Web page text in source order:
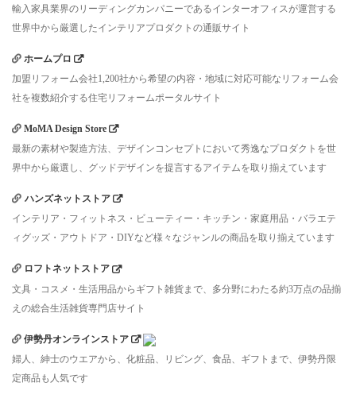
輸入家具業界のリーディングカンパニーであるインターオフィスが運営する
世界中から厳選したインテリアプロダクトの通販サイト
ホームプロ
加盟リフォーム会社1,200社から希望の内容・地域に対応可能なリフォーム会
社を複数紹介する住宅リフォームポータルサイト
MoMA Design Store
最新の素材や製造方法、デザインコンセプトにおいて秀逸なプロダクトを世
界中から厳選し、グッドデザインを提言するアイテムを取り揃えています
ハンズネットストア
インテリア・フィットネス・ビューティー・キッチン・家庭用品・バラエテ
ィグッズ・アウトドア・DIYなど様々なジャンルの商品を取り揃えています
ロフトネットストア
文具・コスメ・生活用品からギフト雑貨まで、多分野にわたる約3万点の品揃
えの総合生活雑貨専門店サイト
伊勢丹オンラインストア
婦人、紳士のウエアから、化粧品、リビング、食品、ギフトまで、伊勢丹限
定商品も人気です